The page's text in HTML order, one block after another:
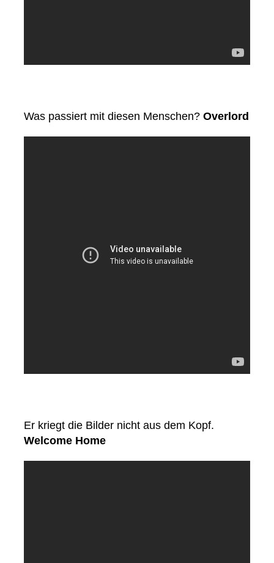
Was passiert mit diesen Menschen? Overlord
Er kriegt die Bilder nicht aus dem Kopf.
Welcome Home